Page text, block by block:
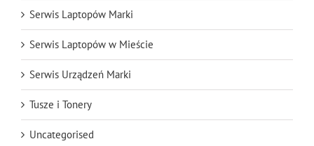
Serwis Laptopów Marki
Serwis Laptopów w Mieście
Serwis Urządzeń Marki
Tusze i Tonery
Uncategorised